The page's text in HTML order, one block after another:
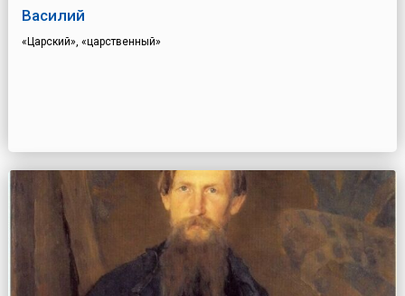
Василий
«Царский», «царственный»